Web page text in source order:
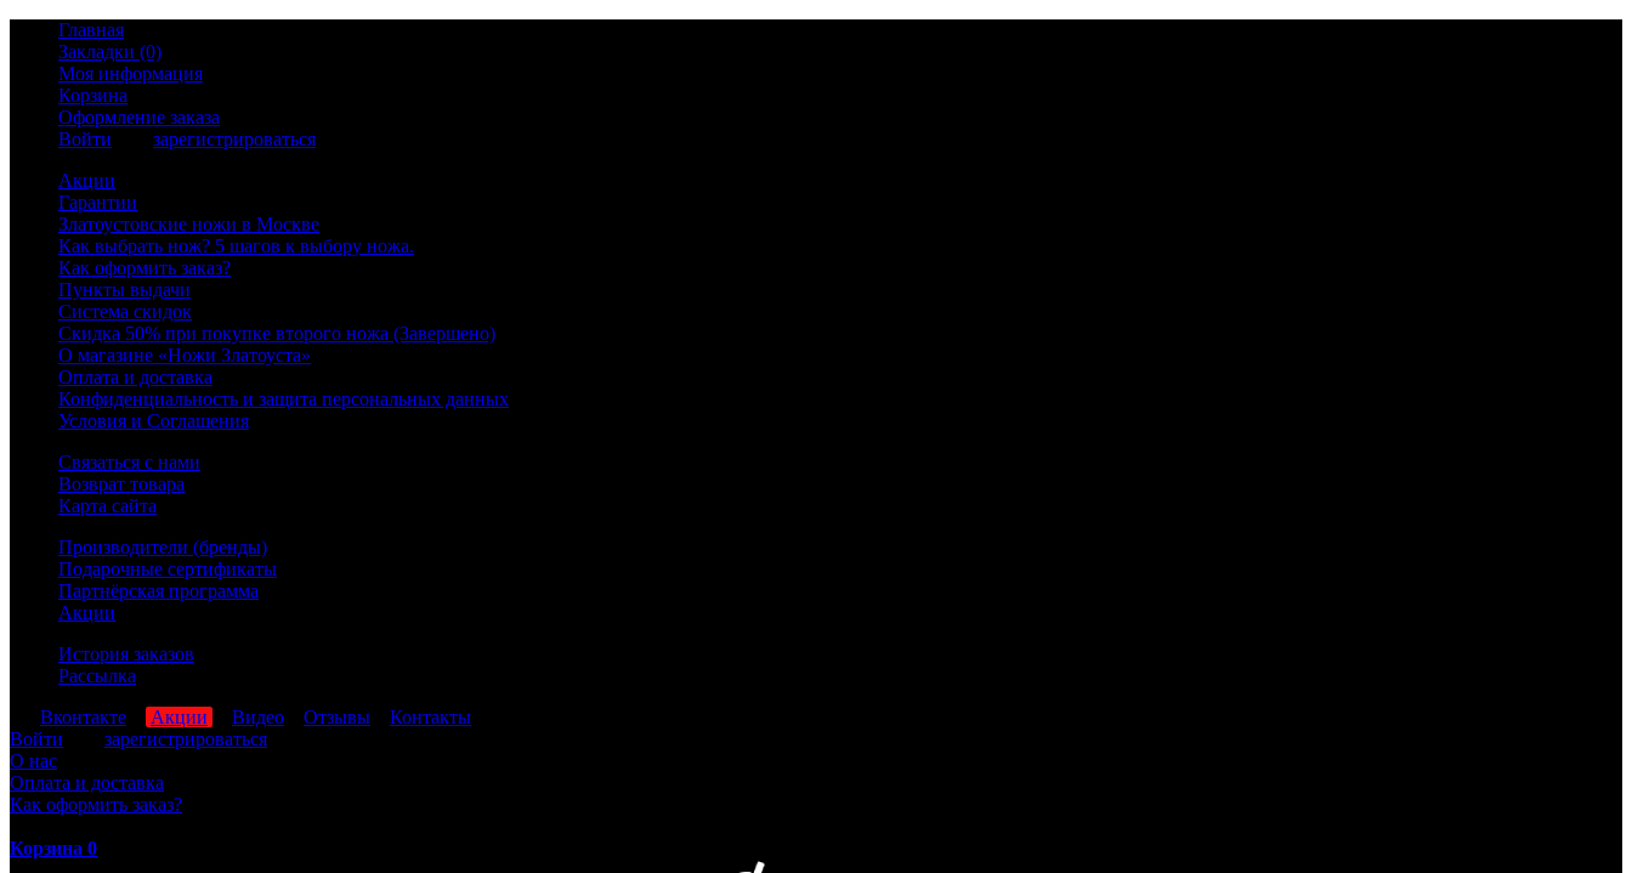
Главная
Закладки (0)
Моя информация
Корзина
Оформление заказа
Войти
зарегистрироваться
Акции
Гарантии
Златоустовские ножи в Москве
Как выбрать нож? 5 шагов к выбору ножа.
Как оформить заказ?
Пункты выдачи
Система скидок
Скидка 50% при покупке второго ножа (Завершено)
О магазине «Ножи Златоуста»
Оплата и доставка
Конфиденциальность и защита персональных данных
Условия и Соглашения
Связаться с нами
Возврат товара
Карта сайта
Производители (бренды)
Подарочные сертификаты
Партнёрская программа
Акции
История заказов
Рассылка
Вконтакте Акции Видео Отзывы
Контакты
Войти
зарегистрироваться
О нас
Оплата и доставка
Как оформить заказ?
Корзина 0